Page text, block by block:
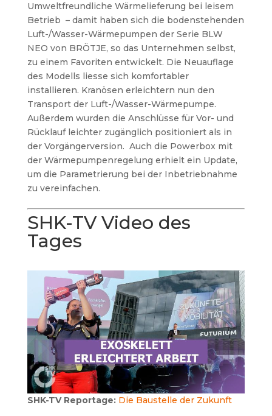
Umweltfreundliche Wärmelieferung bei leisem
Betrieb – damit haben sich die bodenstehenden
Luft-/Wasser-Wärmepumpen der Serie BLW
NEO von BRÖTJE, so das Unternehmen selbst,
zu einem Favoriten entwickelt. Die Neuauflage
des Modells liesse sich komfortabler
installieren. Kranösen erleichtern nun den
Transport der Luft-/Wasser-Wärmepumpe.
Außerdem wurden die Anschlüsse für Vor- und
Rücklauf leichter zugänglich positioniert als in
der Vorgängerversion. Auch die Powerbox mit
der Wärmepumpenregelung erhielt ein Update,
um die Parametrierung bei der Inbetriebnahme
zu vereinfachen.
SHK-TV Video des
Tages
SHK-TV Reportage: Die Baustelle der Zukunft